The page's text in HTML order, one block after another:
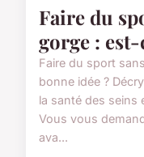
Faire du
gorge :
Faire du sport
bonne idée ?
la santé des seins
Vous vous
ava...